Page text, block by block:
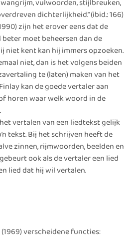
vulwoorden, stijlbreuken,
dichterlijkheid.” (ibid.: 166)
zijn het erover eens dat de
moet beheersen dan de
niet kent kan hij immers opzoeken.
niet, dan is het volgens beiden
te (laten) maken van het
kan de goede vertaler aan
horen waar welk woord in de
vertalen van een liedtekst gelijk
tekst. Bij het schrijven heeft de
zinnen, rijmwoorden, beelden en
ook als de vertaler een lied
lied dat hij wil vertalen.
verscheidene functies: